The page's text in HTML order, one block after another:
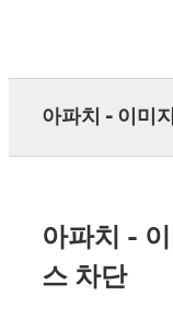
아파치 - 이미
아파치 -
스 차단